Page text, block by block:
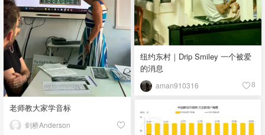
纽约东村｜Drip Smiley 一个被爱
的消息
aman910316 8
老师教大家学音标
剑桥Anderson